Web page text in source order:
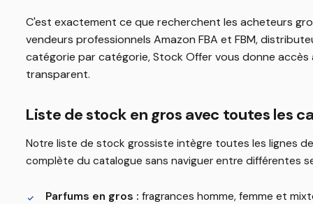
C'est exactement ce que recherchent les acheteurs
vendeurs professionnels Amazon FBA et FBM,
catégorie par catégorie, Stock Offer vous donne
transparent.
Liste de stock en gros avec toutes les
Notre liste de stock grossiste intègre toutes les lignes
complète du catalogue sans naviguer entre différentes
Parfums en gros : fragrances homme, femme et